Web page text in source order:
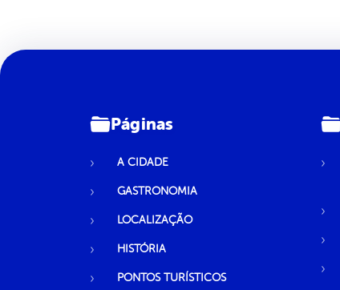
Páginas
A CIDADE
GASTRONOMIA
LOCALIZAÇÃO
HISTÓRIA
PONTOS TURÍSTICOS